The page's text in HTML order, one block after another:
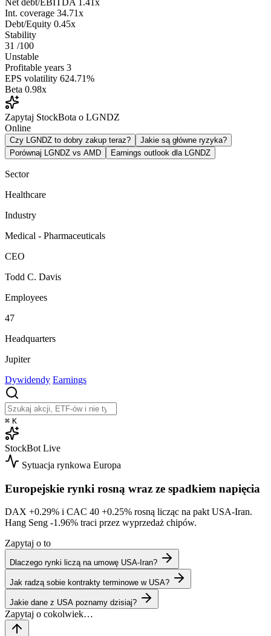
Net debt/EBITDA 1.41x
Int. coverage 34.71x
Debt/Equity 0.45x
Stability
31 /100
Unstable
Profitable years 3
EPS volatility 624.71%
Beta 0.98x
Zapytaj StockBota o LGNDZ
Online
Czy LGNDZ to dobry zakup teraz?
Jakie są główne ryzyka?
Porównaj LGNDZ vs AMD
Earnings outlook dla LGNDZ
Sector
Healthcare
Industry
Medical - Pharmaceuticals
CEO
Todd C. Davis
Employees
47
Headquarters
Jupiter
Dywidendy Earnings
⌘ K
StockBot Live
Sytuacja rynkowa Europa
Europejskie rynki rosną wraz ze spadkiem napięcia
DAX +0.29% i CAC 40 +0.25% rosną licząc na pakt USA-Iran.
Hang Seng -1.96% traci przez wyprzedaż chipów.
Zapytaj o to
Dlaczego rynki liczą na umowę USA-Iran?
Jak radzą sobie kontrakty terminowe w USA?
Jakie dane z USA poznamy dzisiaj?